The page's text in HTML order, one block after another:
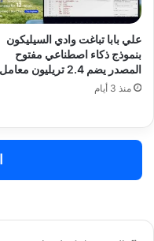
علي بابا تباغت وادي السيليكون
بنموذج ذكاء اصطناعي مفتوح
المصدر يضم 2.4 تريليون معامل
منذ 3 أيام